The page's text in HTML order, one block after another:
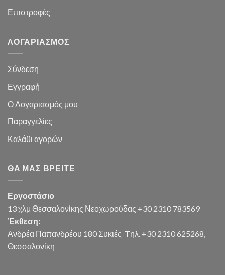
Επιστροφές
ΛΟΓΑΡΙΑΣΜΌΣ
Σύνδεση
Εγγραφή
Ο Λογαριασμός μου
Παραγγελίες
Καλάθι αγορών
ΘΑ ΜΑΣ ΒΡΕΊΤΕ
Εργοστάσιο
13 χλμ Θεσσαλονίκης Νεοχωρούδας +30 2310 783569
Έκθεση:
Ανδρέα Παπανδρέου 180 Συκιές Tηλ. +30 2310 625268,
Θεσσαλονίκη